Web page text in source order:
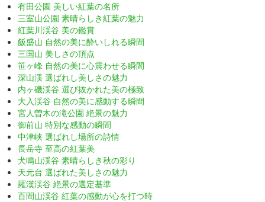
有田公園 美しい紅葉の名所
三室山公園 素晴らしき紅葉の魅力
紅葉川渓谷 美の鑑賞
飯盛山 自然の美に酔いしれる瞬間
三国山 美しさの頂点
笹ヶ峰 自然の美に心震わせる瞬間
深山渓 選ばれし美しさの魅力
内ヶ磯渓谷 選び抜かれた美の極致
大入渓谷 自然の美に感動する瞬間
宮人曽木の滝公園 絶景の魅力
御前山 特別な感動の瞬間
中津峡 選ばれし場所の詩情
長岳寺 至高の紅葉美
犬鳴山渓谷 素晴らしき秋の彩り
天元台 選ばれた美しさの魅力
羅漢渓谷 絶景の選定基準
百間山渓谷 紅葉の感動が心を打つ時